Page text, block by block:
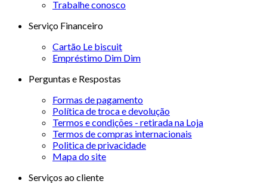
Trabalhe conosco
Serviço Financeiro
Cartão Le biscuit
Empréstimo Dim Dim
Perguntas e Respostas
Formas de pagamento
Política de troca e devolução
Termos e condições - retirada na Loja
Termos de compras internacionais
Politica de privacidade
Mapa do site
Serviços ao cliente